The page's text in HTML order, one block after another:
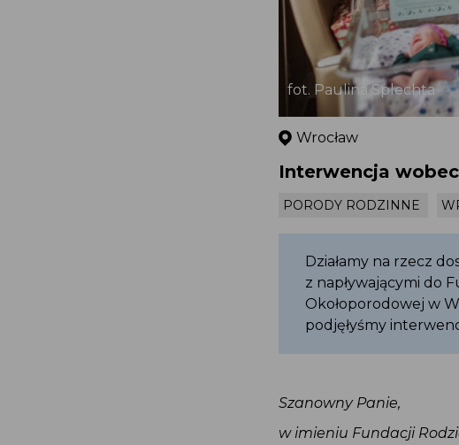
fot. Paulina Splechta
Wrocław
Interwencja
PORODY RODZINNE
Działamy na rzecz
z napływającymi do
Okołoporodowej w
podjęłyśmy
Szanowny Panie,
w imieniu Fundacji